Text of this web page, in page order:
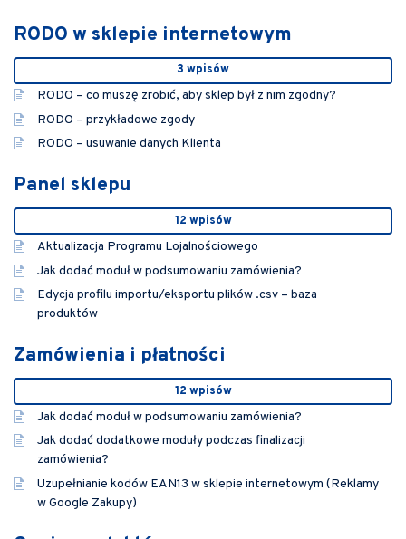
RODO w sklepie internetowym
3 wpisów
RODO – co muszę zrobić, aby sklep był z nim zgodny?
RODO – przykładowe zgody
RODO – usuwanie danych Klienta
Panel sklepu
12 wpisów
Aktualizacja Programu Lojalnościowego
Jak dodać moduł w podsumowaniu zamówienia?
Edycja profilu importu/eksportu plików .csv – baza
produktów
Zamówienia i płatności
12 wpisów
Jak dodać moduł w podsumowaniu zamówienia?
Jak dodać dodatkowe moduły podczas finalizacji
zamówienia?
Uzupełnianie kodów EAN13 w sklepie internetowym (Reklamy
w Google Zakupy)